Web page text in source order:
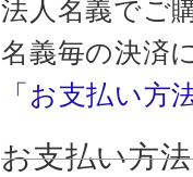
法人名義でご
名義毎の決済
「お支払い方
お支払い方